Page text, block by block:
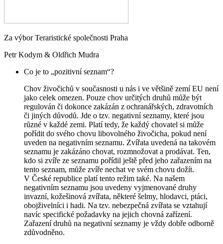
Za výbor Teraristické společnosti Praha
Petr Kodym & Oldřich Mudra
Co je to „pozitivní seznam“?
Chov živočichů v současnosti u nás i ve většině zemí EU není
jako celek omezen. Pouze chov určitých druhů může být
regulován či dokonce zakázán z ochranářských, zdravotních
či jiných důvodů. Jde o tzv. negativní seznamy, které jsou
různé v každé zemi. Platí tedy, že každý chovatel si může
pořídit do svého chovu libovolného živočicha, pokud není
uveden na negativním seznamu. Zvířata uvedená na takovém
seznamu je zakázáno chovat, rozmnožovat a prodávat. Ten,
kdo si zvíře ze seznamu pořídil ještě před jeho zařazením na
tento seznam, může zvíře nechat ve svém chovu dožít.
V České republice platí tento režim také. Na našem
negativním seznamu jsou uvedeny vyjmenované druhy
invazní, kožešinová zvířata, některé šelmy, hlodavci, ptáci,
obojživelníci i hadi. Na tzv. nebezpečná zvířata se vztahují
navíc specifické požadavky na jejich chovná zařízení.
Zařazení druhů na negativní seznamy je vždy dobře odborně
zdůvodněno.